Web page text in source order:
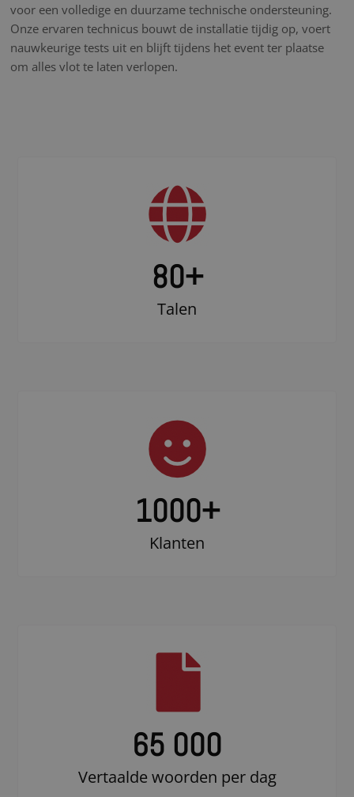
voor een volledige en duurzame technische ondersteuning.
Onze ervaren technicus bouwt de installatie tijdig op, voert
nauwkeurige tests uit en blijft tijdens het event ter plaatse
om alles vlot te laten verlopen.
80+
Talen
1000+
Klanten
65 000
Vertaalde woorden per dag